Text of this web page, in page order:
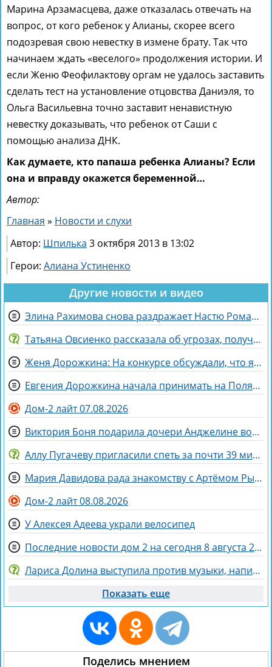
Марина Арзамасцева, даже отказалась отвечать на
вопрос, от кого ребенок у Алианы, скорее всего
подозревая свою невестку в измене брату. Так что
начинаем ждать «веселого» продолжения истории. И
если Женю Феофилактову оргам не удалось заставить
сделать тест на установление отцовства Даниэля, то
Ольга Васильевна точно заставит ненавистную
невестку доказывать, что ребенок от Саши с
помощью анализа ДНК.
Как думаете, кто папаша ребенка Алианы? Если
она и вправду окажется беременной…
Автор:
Главная » Новости и слухи
Автор: Шпилька 3 октября 2013 в 13:02
Герои: Алиана Устиненко
Другие новости и видео
Элина Рахимова снова раздражает Настю Ромашову, флиртуя с её мужем Евгением
Татьяна Овсиенко рассказала об угрозах, полученных мамой
Женя Дорожкина: На конкурсе обсуждали, что я злая и мстительная
Евгения Дорожкина начала принимать на Поляне первых клиенток
Дом-2 лайт 07.08.2026
Виктория Боня подарила дочери Анджелине волшебного коня
Аллу Пугачеву пригласили спеть за почти 39 миллионов рублей
Мария Давидова рада знакомству с Артёмом Рышковским на доме 2
Дом-2 лайт 08.08.2026
У Алексея Адеева украли велосипед
Последние новости дом 2 на сегодня 8 августа 2026
Лариса Долина выступила против музыки, написанной искусственным интеллектом
Показать еще
Поделись мнением